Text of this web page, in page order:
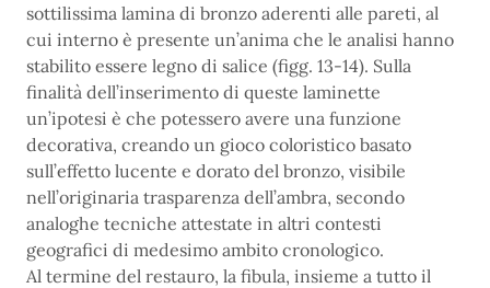
sottilissima lamina di bronzo aderenti alle pareti, al
cui interno è presente un’anima che le analisi hanno
stabilito essere legno di salice (figg. 13-14). Sulla
finalità dell’inserimento di queste laminette
un’ipotesi è che potessero avere una funzione
decorativa, creando un gioco coloristico basato
sull’effetto lucente e dorato del bronzo, visibile
nell’originaria trasparenza dell’ambra, secondo
analoghe tecniche attestate in altri contesti
geografici di medesimo ambito cronologico.
Al termine del restauro, la fibula, insieme a tutto il